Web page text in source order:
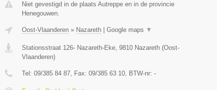
Niet gevestigd in de plaats Autreppe en in de provincie
Henegouwen.
Oost-Vlaanderen » Nazareth Google maps ▼
Stationsstraat 126- Nazareth-Eke, 9810 Nazareth (Oost-
Vlaanderen)
Tel: 09/385 84 87, Fax: 09/385 63 10, BTW-nr: -